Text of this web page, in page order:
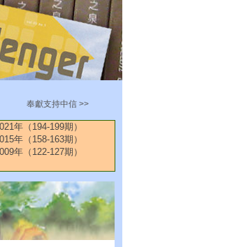
奉獻支持中信 >>
年（194-199期）
年（158-163期）
年（122-127期）